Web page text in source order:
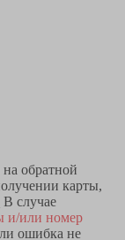
обратной
карты,
В случае
и/или номер
ошибка не